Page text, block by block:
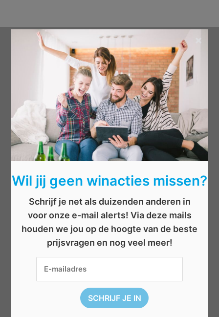
Categorieën
Cadeau
Dieren
Elektronica
Eten/drinken
Kinderen
Overige
Televisie
Topwedstrijden
Wil jij geen winacties missen?
Schrijf je net als duizenden anderen in
voor onze e-mail alerts! Via deze mails
houden we jou op de hoogte van de beste
prijsvragen en nog veel meer!